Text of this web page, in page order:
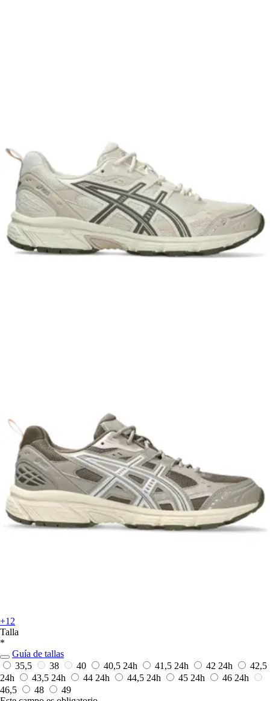
+12
Talla
*
Guía de tallas
35,5
38 40 40,5 24h 41,5 24h 42 24h
42,5
24h
43,5 24h 44 24h 44,5 24h 45 24h 46 24h
46,5
48
49